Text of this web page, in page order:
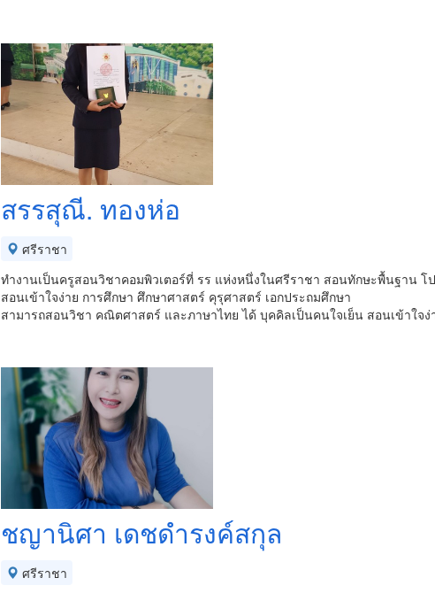
สรรสุณี. ทองห่อ
ศรีราชา
ทำงานเป็นครูสอนวิชาคอมพิวเตอร์ที่ รร แห่งหนึ่งในศรีราชา สอนทักษะพื้นฐาน
สอนเข้าใจง่าย การศึกษา ศึกษาศาสตร์ คุรุศาสตร์ เอกประถมศึกษา
สามารถสอนวิชา คณิตศาสตร์ และภาษาไทย ได้ บุคคิลเป็นคนใจเย็น สอนเข้าใจง่
ชญานิศา เดชดำรงค์สกุล
ศรีราชา